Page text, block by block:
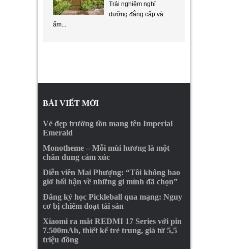
Trải nghiệm nghỉ
dưỡng đẳng cấp và
ẩm...
BÀI VIẾT MỚI
Vẻ đẹp trường tồn mang tên Imperial
Emerald
Monotheme – Mỗi mùi hương là một
chân dung cảm xúc
Diễn viên Mai Phượng: “Tôi không bao
giờ hối hận về những gì mình đã chọn”
Đăng ký học Pickleball qua mạng: Nguy
cơ bị chiếm đoạt tài sản
Xiaomi ra mắt REDMI 17 Series với pin
7.500mAh, thiết kế trẻ trung, giá từ 5,5
triệu đồng